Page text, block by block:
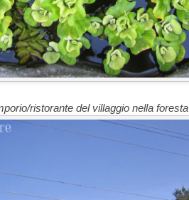
ristorante del villaggio nella foresta